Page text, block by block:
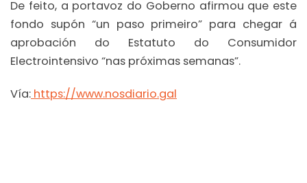
De feito, a portavoz do Goberno afirmou que este
fondo supón “un paso primeiro” para chegar á
aprobación do Estatuto do Consumidor
Electrointensivo “nas próximas semanas”.
Vía: https://www.nosdiario.gal